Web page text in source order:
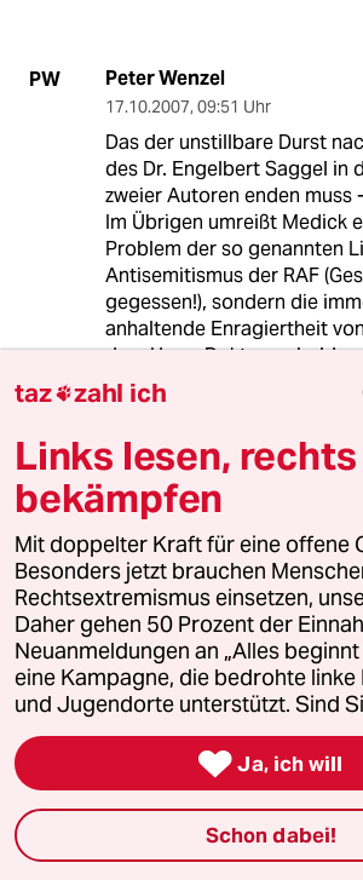
PW Peter Wenzel
17.10.2007, 09:51 Uhr
Das der unstillbare Durst
des Dr. Engelbert Saggel in
zweier Autoren enden muss
Im Übrigen umreißt Medick
Problem der so genannten
Antisemitismus der RAF
gegessen!), sondern die
anhaltende Enragiertheit
dem Herrn Doktor, sobald
den angeblichen
will und stattdessen die
Terroraktionen einiger Irrer,
Staatsangehörigkeit oder
(vermeintlichen) Glaubens
die Luft sprengen, kritisert.
DE Dr. Engelbert Saggel
12.10.2007 , 11:35 Uhr
Ich bin baff, dass ein
ohne Kommentar bleibt. Das
Herz geschlossen und 3
Medick - Erlebnisberichte
gestellt. -Die beiden jungen
befruchten einander schon
an israel. Besatzungspolitik
taz zahl ich
Links lesen, rechts
bekämpfen
Mit doppelter Kraft für eine offene
Besonders jetzt brauchen
Rechtsextremismus einsetzen,
Daher gehen 50 Prozent der
Neuanmeldungen an „Alles
eine Kampagne, die bedrohte linke
und Jugendorte unterstützt. Sind
 Ja, ich will
Schon dabei!